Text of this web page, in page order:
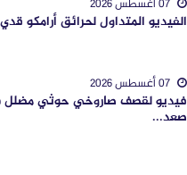
الفيديو المتداول لحرائق أرامكو
فيديو لقصف صاروخي حوثي
صعد...